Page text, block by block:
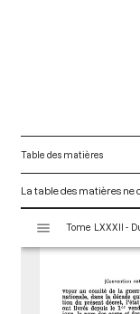
Table des matières
La table des matières ne
s